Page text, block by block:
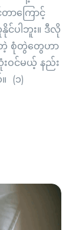
ကြောင့်
ပါဘူး။ ဒီလို
တဲ့ စုံတွဲတွေဟာ
းဝင်မယ့် နည်း
(၁)